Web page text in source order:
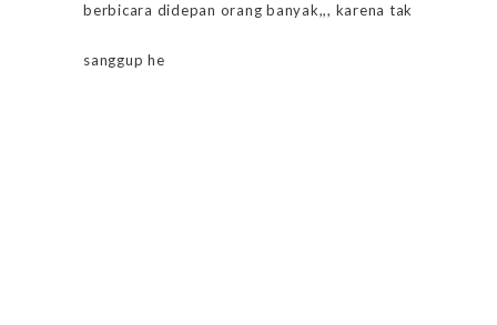
berbicara didepan orang banyak,,, karena tak
sanggup he